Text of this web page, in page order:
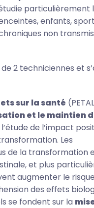
particulièrement
enfants,
non
2 techniciennes et
sur la santé
et le maintien
de l’impact
Les
de la transformation
et plus
augmenter le risque
des effets
se fondent sur la